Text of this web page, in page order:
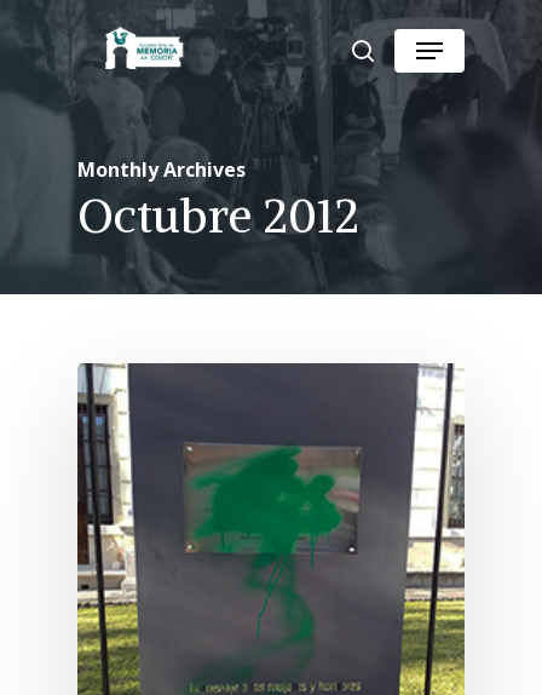
content
search
Menu
Monthly Archives
Octubre 2012
Close